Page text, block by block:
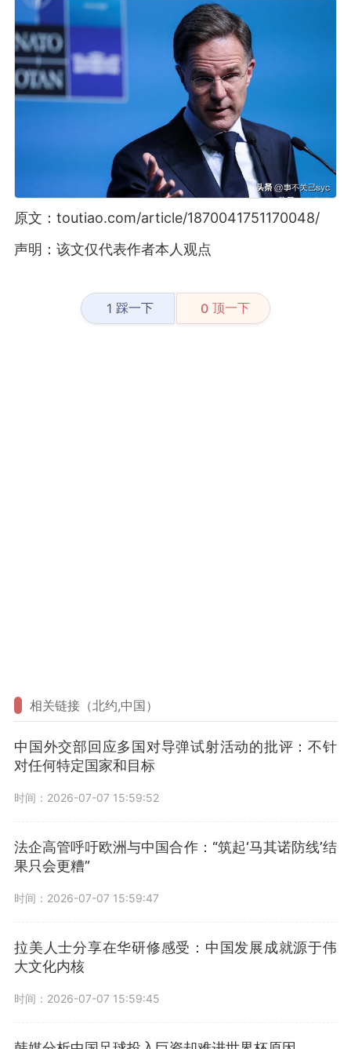
原文：toutiao.com/article/1870041751170048/
声明：该文仅代表作者本人观点
1 踩一下 0 顶一下
相关链接（北约,中国）
中国外交部回应多国对导弹试射活动的批评：不针
对任何特定国家和目标
时间：2026-07-07 15:59:52
法企高管呼吁欧洲与中国合作：“筑起‘马其诺防线’结
果只会更糟”
时间：2026-07-07 15:59:47
拉美人士分享在华研修感受：中国发展成就源于伟
大文化内核
时间：2026-07-07 15:59:45